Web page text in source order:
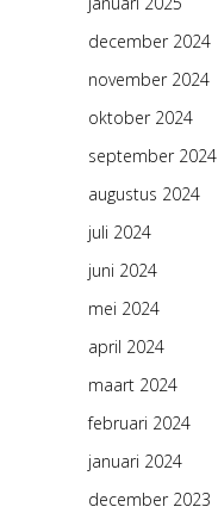
december 2024
november 2024
oktober 2024
september 2024
augustus 2024
juli 2024
juni 2024
mei 2024
april 2024
maart 2024
februari 2024
januari 2024
december 2023